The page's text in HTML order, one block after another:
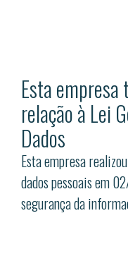
Esta
relação à Lei
Dados
Esta empresa
dados pessoais em
segurança da